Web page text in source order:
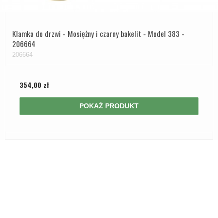
Klamka do drzwi - Mosiężny i czarny bakelit - Model 383 -
206664
206664
354,00 zł
POKAŻ PRODUKT